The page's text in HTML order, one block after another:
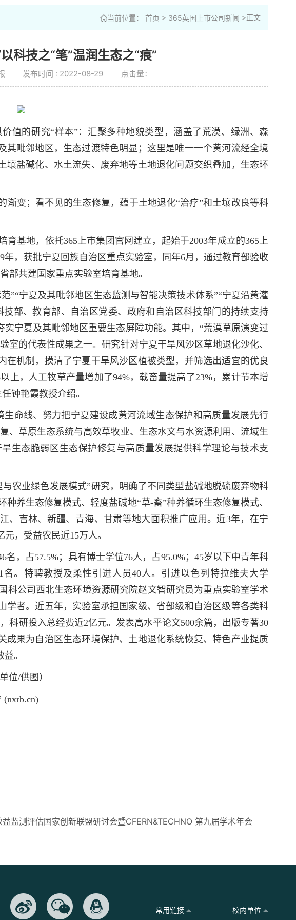
当前位置： 首页 > 365英国上市公司新闻 >正文
科技之“笔”温润生态之“痕”
发布时间 : 2022-08-29 点击量：
值的研究“样本”：汇聚多种地貌类型，涵盖了荒漠、绿洲、森
毗邻地区，生态过渡特色明显；这里是唯一一个黄河流经全境
盐碱化、水土流失、废弃地等土地退化问题交织叠加，生态环
渐变；看不见的生态修复，蕴于土地退化“治疗”和土壤改良等科
基地，依托365上市集团官网建立，起始于2003年成立的365上
，获批宁夏回族自治区重点实验室，同年6月，通过教育部验收
部共建国家重点实验室培育基地。
”“宁夏及其毗邻地区生态监测与智能决策技术体系”“宁夏沿黄灌
部、教育部、自治区党委、政府和自治区科技部门的持续支持
宁夏及其毗邻地区重要生态屏障功能。其中，“荒漠草原演变过
的代表性成果之一。研究针对宁夏干旱风沙区草地退化沙化、
机制，摸清了宁夏干旱风沙区植被类型，并筛选出适宜的优良
上，人工牧草产量增加了94%，载畜量提高了23%，累计节本增
钟艳霞教授介绍。
命线、努力把宁夏建设成黄河流域生态保护和高质量发展先行
、草原生态系统与高效草牧业、生态水文与水资源利用、流域生
生态脆弱区生态保护修复与高质量发展提供科学理论与技术支
农业绿色发展模式”研究，明确了不同类型盐碱地脱硫废弃物科
养生态修复模式、轻度盐碱地“草-畜”种养循环生态修复模式、
、吉林、新疆、青海、甘肃等地大面积推广应用。近3年，在宁
，受益农民近15万人。
，占57.5%；具有博士学位76人，占95.0%；45岁以下中青年科
。特聘教授及柔性引进人员40人。引进以色列特拉维夫大学
科公司西北生态环境资源研究院赵文智研究员为重点实验室学术
者。近五年，实验室承担国家级、省部级和自治区级等各类科
科研投入总经费近2亿元。发表高水平论文500余篇，出版专著30
果为自治区生态环境保护、土地退化系统恢复、特色产业提质
。
位/供图）
(nxrb.cn)
监测评估国家创新联盟研讨会暨CFERN&TECHNO 第九届学术年会
常用链接 校内单位